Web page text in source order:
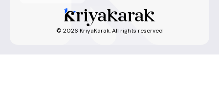
© 2026 KriyaKarak. All rights reserved